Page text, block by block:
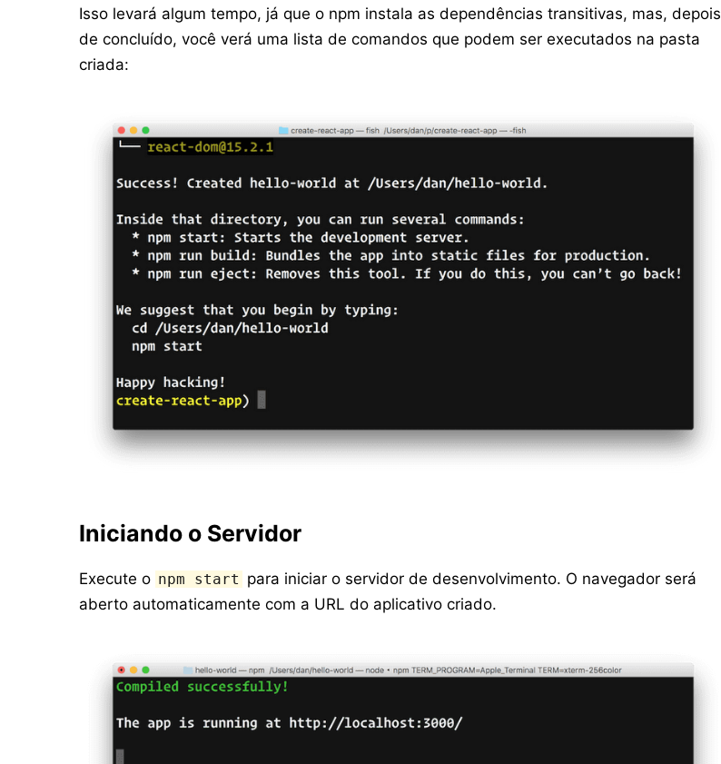
Isso levará algum tempo, já que o npm instala as dependências transitivas, mas, depois
de concluído, você verá uma lista de comandos que podem ser executados na pasta
criada:
Iniciando o Servidor
Execute o npm start para iniciar o servidor de desenvolvimento. O navegador será
aberto automaticamente com a URL do aplicativo criado.